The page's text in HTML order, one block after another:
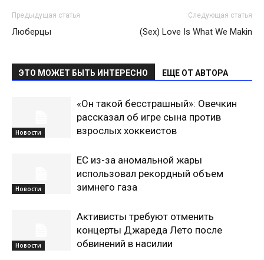
Предыдущая статья
Люберцы
Следующая статья
(Sex) Love Is What We Makin
ЭТО МОЖЕТ БЫТЬ ИНТЕРЕСНО ЕЩЕ ОТ АВТОРА
Новости
«Он такой бесстрашный»: Овечкин
рассказал об игре сына против
взрослых хоккеистов
Новости
ЕС из-за аномальной жары
использовал рекордный объем
зимнего газа
Новости
Активисты требуют отменить
концерты Джареда Лето после
обвинений в насилии